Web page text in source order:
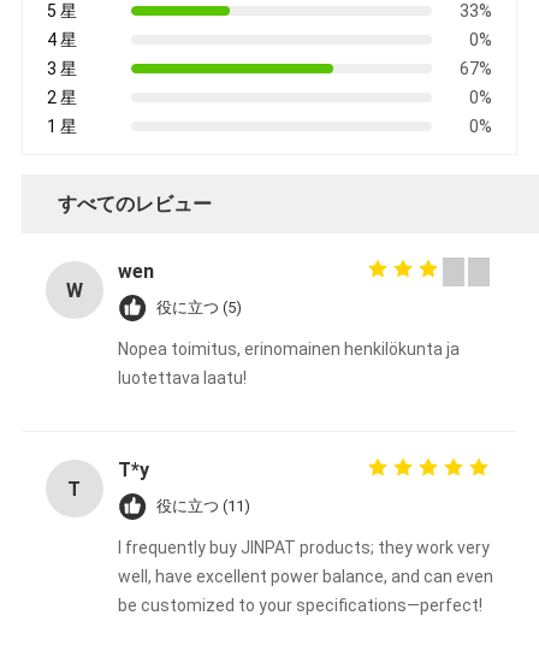
5 星
33%
4 星
0%
3 星
67%
2 星
0%
1 星
0%
すべてのレビュー
W
wen
役に立つ (5)
Nopea toimitus, erinomainen henkilökunta ja
luotettava laatu!
T
T*y
役に立つ (11)
I frequently buy JINPAT products; they work very
well, have excellent power balance, and can even
be customized to your specifications—perfect!